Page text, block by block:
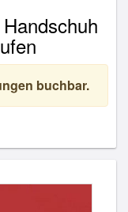
buchbar.